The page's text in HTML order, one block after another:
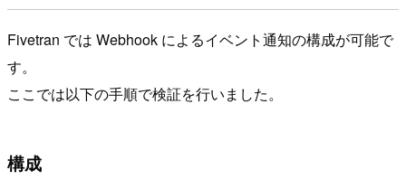
Fivetran では Webhook によるイベント通知の構成が可能で
す。
ここでは以下の手順で検証を行いました。
構成